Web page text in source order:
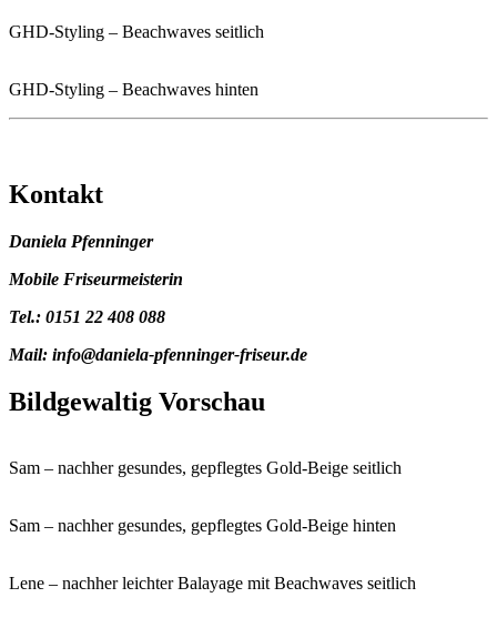
GHD-Styling – Beachwaves seitlich
GHD-Styling – Beachwaves hinten
Kontakt
Daniela Pfenninger
Mobile Friseurmeisterin
Tel.: 0151 22 408 088
Mail: info@daniela-pfenninger-friseur.de
Bildgewaltig Vorschau
Sam – nachher gesundes, gepflegtes Gold-Beige seitlich
Sam – nachher gesundes, gepflegtes Gold-Beige hinten
Lene – nachher leichter Balayage mit Beachwaves seitlich